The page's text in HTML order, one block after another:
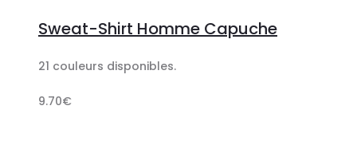
panier
Sweat-Shirt Homme Capuche
21 couleurs disponibles.
9.70€